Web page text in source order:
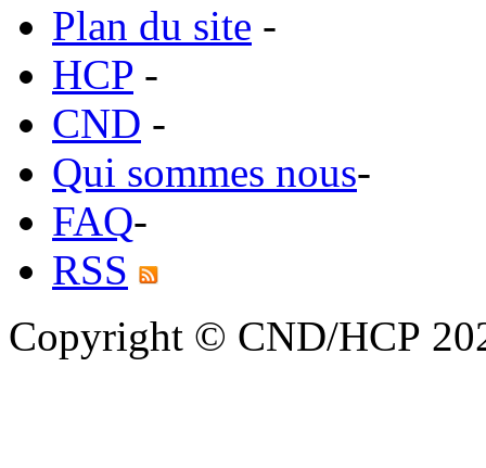
Plan du site -
HCP -
CND -
Qui sommes nous-
FAQ-
RSS
Copyright © CND/HCP